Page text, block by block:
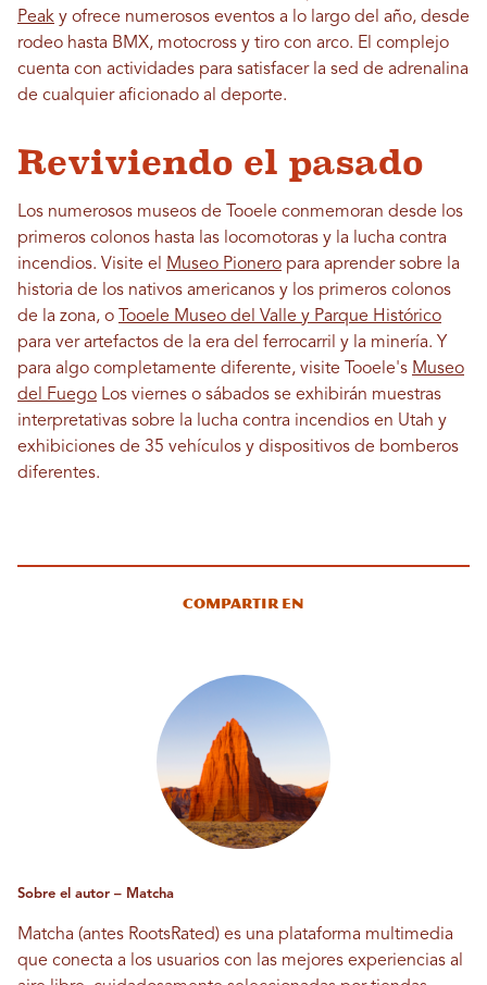
Peak y ofrece numerosos eventos a lo largo del año, desde
rodeo hasta BMX, motocross y tiro con arco. El complejo
cuenta con actividades para satisfacer la sed de adrenalina
de cualquier aficionado al deporte.
Reviviendo el pasado
Los numerosos museos de Tooele conmemoran desde los
primeros colonos hasta las locomotoras y la lucha contra
incendios. Visite el Museo Pionero para aprender sobre la
historia de los nativos americanos y los primeros colonos
de la zona, o Tooele Museo del Valle y Parque Histórico
para ver artefactos de la era del ferrocarril y la minería. Y
para algo completamente diferente, visite Tooele's Museo
del Fuego Los viernes o sábados se exhibirán muestras
interpretativas sobre la lucha contra incendios en Utah y
exhibiciones de 35 vehículos y dispositivos de bomberos
diferentes.
Compartir en
Sobre el autor – Matcha
Matcha (antes RootsRated) es una plataforma multimedia
que conecta a los usuarios con las mejores experiencias al